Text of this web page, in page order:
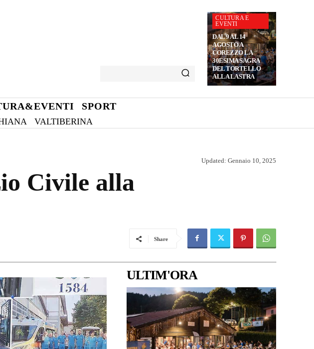
CULTURA E
EVENTI
DAL 9 AL 14
AGOSTO A
COREZZO LA
30ESIMA SAGRA
DEL TORTELLO
ALLA LASTRA
SPORT
VALTIBERINA
Updated: Gennaio 10, 2025
Civile alla
Share
ULTIM'ORA